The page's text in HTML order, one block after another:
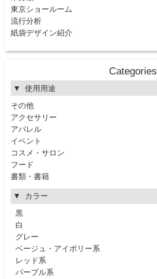
東京ショールーム
流行分析
紙袋デザイン紹介
Categories
使用用途
その他
アクセサリー
アパレル
イベント
コスメ・サロン
フード
書類・書籍
カラー
黒
白
グレー
ベージュ・アイボリー系
レッド系
パープル系